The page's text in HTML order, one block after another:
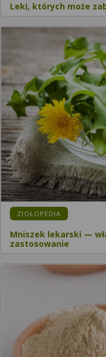
Leki, których może
KATEGORIA:
ZIOŁOPEDIA
Mniszek lekarski —
zastosowanie